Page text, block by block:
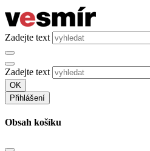
Zadejte text
Zadejte text
OK
Přihlášení
Obsah košíku